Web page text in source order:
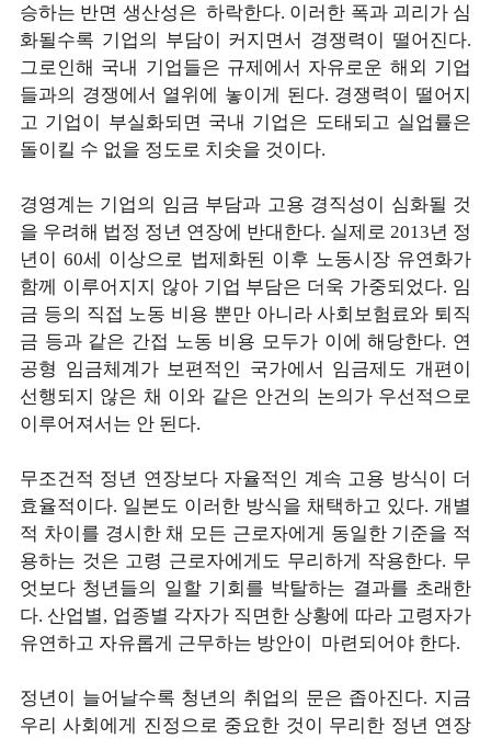
승하는 반면 생산성은 하락한다. 이러한 폭과 괴리가 심
화될수록 기업의 부담이 커지면서 경쟁력이 떨어진다.
그로인해 국내 기업들은 규제에서 자유로운 해외 기업
들과의 경쟁에서 열위에 놓이게 된다. 경쟁력이 떨어지
고 기업이 부실화되면 국내 기업은 도태되고 실업률은
돌이킬 수 없을 정도로 치솟을 것이다.
경영계는 기업의 임금 부담과 고용 경직성이 심화될 것
을 우려해 법정 정년 연장에 반대한다. 실제로 2013년 정
년이 60세 이상으로 법제화된 이후 노동시장 유연화가
함께 이루어지지 않아 기업 부담은 더욱 가중되었다. 임
금 등의 직접 노동 비용 뿐만 아니라 사회보험료와 퇴직
금 등과 같은 간접 노동 비용 모두가 이에 해당한다. 연
공형 임금체계가 보편적인 국가에서 임금제도 개편이
선행되지 않은 채 이와 같은 안건의 논의가 우선적으로
이루어져서는 안 된다.
무조건적 정년 연장보다 자율적인 계속 고용 방식이 더
효율적이다. 일본도 이러한 방식을 채택하고 있다. 개별
적 차이를 경시한 채 모든 근로자에게 동일한 기준을 적
용하는 것은 고령 근로자에게도 무리하게 작용한다. 무
엇보다 청년들의 일할 기회를 박탈하는 결과를 초래한
다. 산업별, 업종별 각자가 직면한 상황에 따라 고령자가
유연하고 자유롭게 근무하는 방안이 마련되어야 한다.
정년이 늘어날수록 청년의 취업의 문은 좁아진다. 지금
우리 사회에게 진정으로 중요한 것이 무리한 정년 연장